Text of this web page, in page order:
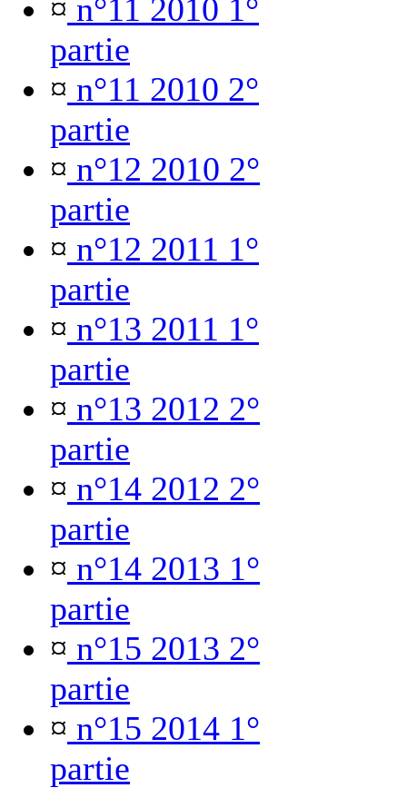
¤ n°11 2010 1°
partie
¤ n°11 2010 2°
partie
¤ n°12 2010 2°
partie
¤ n°12 2011 1°
partie
¤ n°13 2011 1°
partie
¤ n°13 2012 2°
partie
¤ n°14 2012 2°
partie
¤ n°14 2013 1°
partie
¤ n°15 2013 2°
partie
¤ n°15 2014 1°
partie